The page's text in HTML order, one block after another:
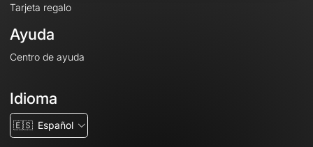
Tarjeta regalo
Ayuda
Centro de ayuda
Idioma
🇪🇸 Español